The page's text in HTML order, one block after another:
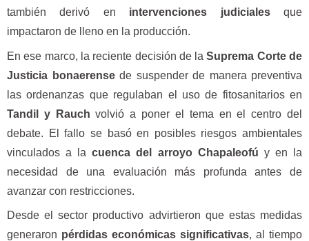
también derivó en intervenciones judicialesque
impactaron de lleno en la producción.
En ese marco, la reciente decisión de laSuprema Corte de
Justicia bonaerensede suspender de manera preventiva
las ordenanzas que regulaban el uso de fitosanitarios en
Tandil y Rauch volvió a poner el tema en el centro del
debate. El fallo se basó en posibles riesgos ambientales
vinculados a lacuenca del arroyo Chapaleofú y en la
necesidad de una evaluación más profunda antes de
avanzar con restricciones.
Desde el sector productivo advirtieron que estas medidas
generaron pérdidas económicas significativas, al tiempo